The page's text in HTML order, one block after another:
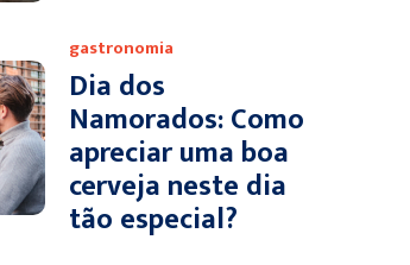
gastronomia
Dia dos
Namorados: Como
apreciar uma boa
cerveja neste dia
tão especial?